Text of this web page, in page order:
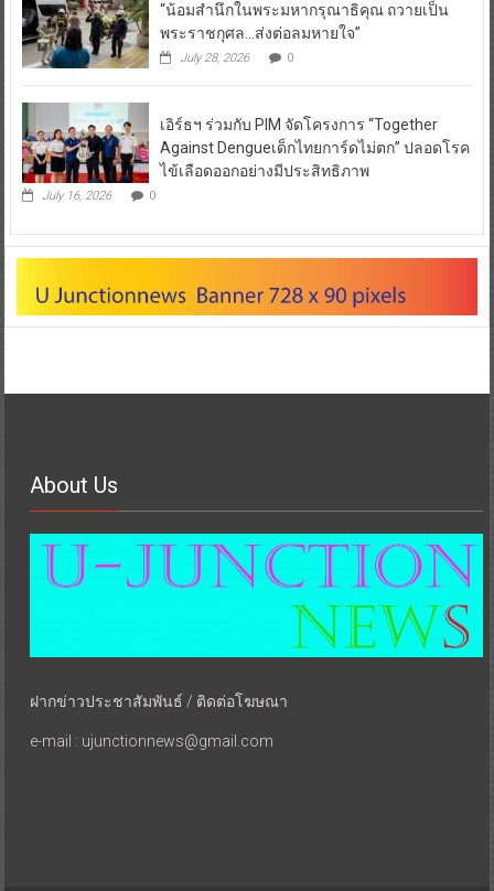
“น้อมสำนึกในพระมหากรุณาธิคุณ ถวายเป็น
พระราชกุศล…ส่งต่อลมหายใจ”
July 28, 2026 0
เอิร์ธฯ ร่วมกับ PIM จัดโครงการ “Together
Against Dengueเด็กไทยการ์ดไม่ตก” ปลอดโรค
ไข้เลือดออกอย่างมีประสิทธิภาพ
July 16, 2026 0
About Us
ฝากข่าวประชาสัมพันธ์ / ติดต่อโฆษณา
e-mail : ujunctionnews@gmail.com